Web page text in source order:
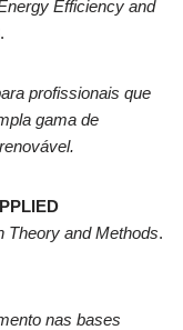
Efficiency and
profissionais que
gama de
Theory and Methods.
nas bases